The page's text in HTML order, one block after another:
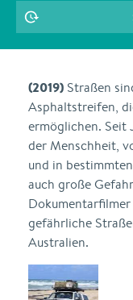
(2019) Straßen
Asphaltstreifen,
ermöglichen. Seit
der Menschheit,
und in
auch große
gefährliche
Australien.